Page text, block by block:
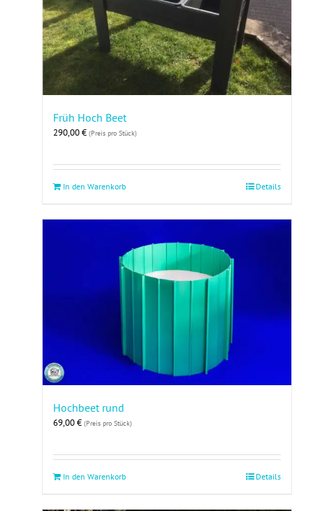
Früh Hoch Beet
290,00€ (Preis pro Stück)
In den Warenkorb Details
Hochbeet rund
69,00€ (Preis pro Stück)
In den Warenkorb Details